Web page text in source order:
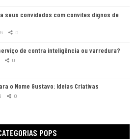
seus convidados com convites dignos de
0
de contra inteligência ou varredura?
0
o Nome Gustavo: Ideias Criativas
0
POPS